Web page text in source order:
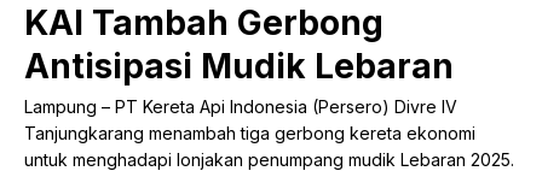
KAI Tambah Gerbong
Antisipasi Mudik Lebaran
Lampung – PT Kereta Api Indonesia (Persero) Divre IV
Tanjungkarang menambah tiga gerbong kereta ekonomi
untuk menghadapi lonjakan penumpang mudik Lebaran 2025.